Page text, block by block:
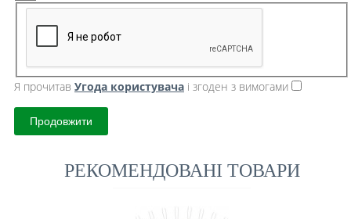
Я прочитав Угода користувача і згоден з вимогами
Продовжити
РЕКОМЕНДОВАНІ ТОВАРИ